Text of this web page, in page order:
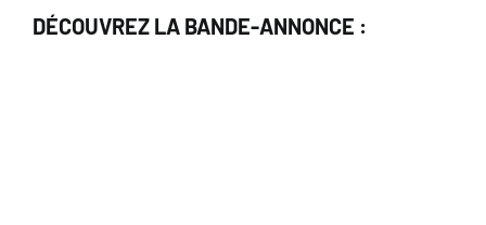
DÉCOUVREZ LA BANDE-ANNONCE :